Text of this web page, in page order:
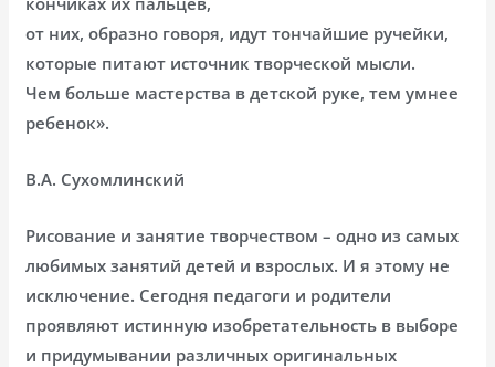
от них, образно говоря, идут тончайшие ручейки,
которые питают источник творческой мысли.
Чем больше мастерства в детской руке, тем умнее
ребенок».
В.А. Сухомлинский
Рисование и занятие творчеством – одно из самых
любимых занятий детей и взрослых. И я этому не
исключение. Сегодня педагоги и родители
проявляют истинную изобретательность в выборе
и придумывании различных оригинальных